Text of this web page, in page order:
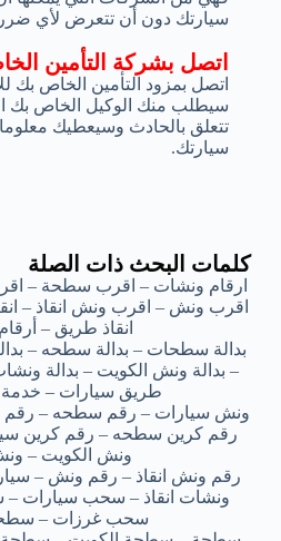
اتصل بشركة التأمين
اتصل بمزود التأمين الخاص بك
سيطلب منك الوكيل الخاص بك
تتعلق بالحادث وسيعطيك
سيارتك.
سيارتك دون أن تتعرض لأي
كلمات البحث ذات الصلة
ارقام ونشات – اقرب سطحة –
اقرب ونش – اقرب ونش انقاذ –
انقاذ طريق –
بدالة سطحات – بدالة سطحه –
– بدالة ونش الكويت – بدالة
طريق سيارات –
ونش سيارات – رقم سطحه – رقم
رقم كرين سطحه – رقم كرين
ونش الكويت –
رقم ونش انقاذ – رقم ونش –
ونشات انقاذ – سحب سيارات
سحب غرزات –